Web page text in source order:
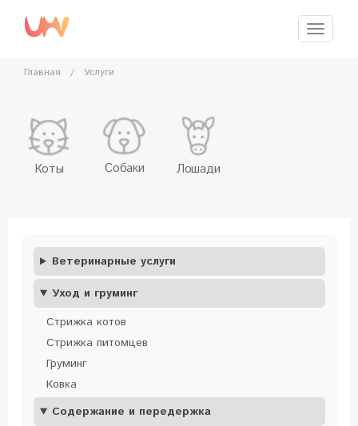
главному
Меню
Главная / Услуги
Коты Собаки Лошади
Ветеринарные услуги
Уход и груминг
Стрижка котов
Стрижка питомцев
Груминг
Ковка
Содержание и передержка